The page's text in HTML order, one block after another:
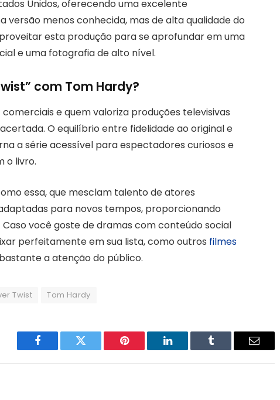
Unidos, oferecendo uma excelente
versão menos conhecida, mas de alta qualidade do
esta produção para se aprofundar em uma
e uma fotografia de alto nível.
com Tom Hardy?
e quem valoriza produções televisivas
O equilíbrio entre fidelidade ao original e
a série acessível para espectadores curiosos e
o livro.
essa, que mesclam talento de atores
para novos tempos, proporcionando
você goste de dramas com conteúdo social
perfeitamente em sua lista, como outros filmes
a atenção do público.
Twist Tom Hardy
Facebook Twitter Pinterest LinkedIn Tumblr Email